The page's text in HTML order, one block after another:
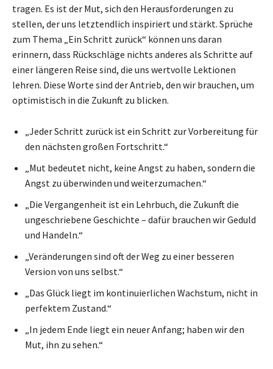
tragen. Es ist der Mut, sich den Herausforderungen zu
stellen, der uns letztendlich inspiriert und stärkt. Sprüche
zum Thema „Ein Schritt zurück“ können uns daran
erinnern, dass Rückschläge nichts anderes als Schritte auf
einer längeren Reise sind, die uns wertvolle Lektionen
lehren. Diese Worte sind der Antrieb, den wir brauchen, um
optimistisch in die Zukunft zu blicken.
„Jeder Schritt zurück ist ein Schritt zur Vorbereitung für
den nächsten großen Fortschritt.“
„Mut bedeutet nicht, keine Angst zu haben, sondern die
Angst zu überwinden und weiterzumachen.“
„Die Vergangenheit ist ein Lehrbuch, die Zukunft die
ungeschriebene Geschichte – dafür brauchen wir Geduld
und Handeln.“
„Veränderungen sind oft der Weg zu einer besseren
Version von uns selbst.“
„Das Glück liegt im kontinuierlichen Wachstum, nicht in
perfektem Zustand.“
„In jedem Ende liegt ein neuer Anfang; haben wir den
Mut, ihn zu sehen.“